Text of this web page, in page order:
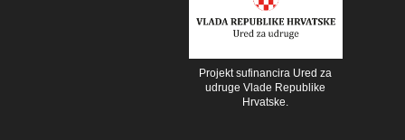
Projekt sufinancira Ured za
udruge Vlade Republike
Hrvatske.